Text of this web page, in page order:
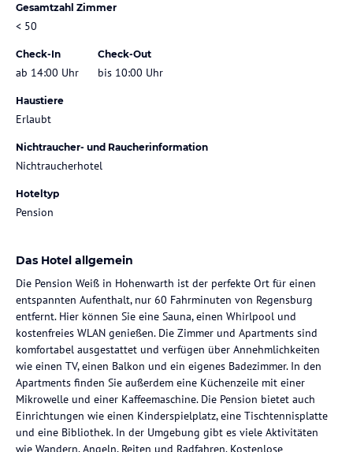
Gesamtzahl Zimmer
< 50
Check-In
ab 14:00 Uhr
Check-Out
bis 10:00 Uhr
Haustiere
Erlaubt
Nichtraucher- und Raucherinformation
Nichtraucherhotel
Hoteltyp
Pension
Das Hotel allgemein
Die Pension Weiß in Hohenwarth ist der perfekte Ort für einen
entspannten Aufenthalt, nur 60 Fahrminuten von Regensburg
entfernt. Hier können Sie eine Sauna, einen Whirlpool und
kostenfreies WLAN genießen. Die Zimmer und Apartments sind
komfortabel ausgestattet und verfügen über Annehmlichkeiten
wie einen TV, einen Balkon und ein eigenes Badezimmer. In den
Apartments finden Sie außerdem eine Küchenzeile mit einer
Mikrowelle und einer Kaffeemaschine. Die Pension bietet auch
Einrichtungen wie einen Kinderspielplatz, eine Tischtennisplatte
und eine Bibliothek. In der Umgebung gibt es viele Aktivitäten
wie Wandern, Angeln, Reiten und Radfahren. Kostenlose